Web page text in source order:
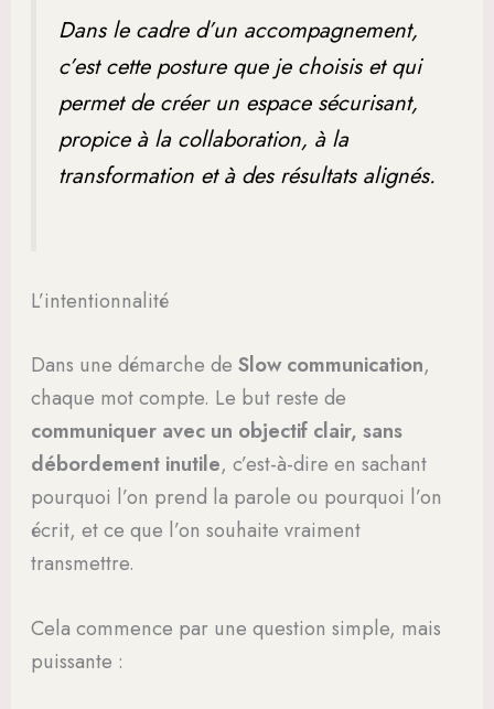
Dans le cadre d’un accompagnement,
c’est cette posture que je choisis et qui
permet de créer un espace sécurisant,
propice à la collaboration, à la
transformation et à des résultats alignés.
L’intentionnalité
Dans une démarche deSlow communication,
chaque mot compte. Le but reste de
communiquer avec un objectif clair, sans
débordement inutile, c’est-à-dire en sachant
pourquoi l’on prend la parole ou pourquoi l’on
écrit, et ce que l’on souhaite vraiment
transmettre.
Cela commence par une question simple, mais
puissante :